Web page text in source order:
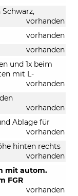
vorhanden
vorhanden
vorhanden
und 1x beim
mit L-
vorhanden
vorhanden
Ablage für
vorhanden
hinten rechts
vorhanden
mit autom.
FGR
vorhanden